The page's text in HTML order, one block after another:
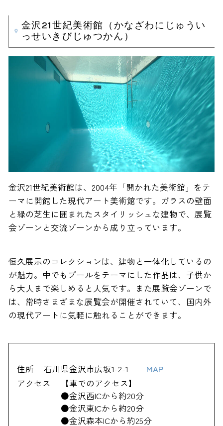
金沢21世紀美術館（かなざわにじゅうい
っせいきびじゅつかん）
金沢21世紀美術館は、2004年「開かれた美術館」をテ
ーマに開館した現代アート美術館です。ガラスの壁面
と緑の芝生に囲まれたスタイリッシュな建物で、展覧
会ゾーンと交流ゾーンから成り立っています。
恒久展示のコレクションは、建物と一体化しているの
が魅力。中でもプールをテーマにした作品は、子供か
ら大人まで楽しめると人気です。また展覧会ゾーンで
は、常時さまざまな展覧会が開催されていて、国内外
の現代アートに気軽に触れることができます。
住所 石川県金沢市広坂1-2-1
MAP
アクセス
【車でのアクセス】
●金沢西ICから約20分
●金沢東ICから約20分
●金沢森本ICから約25分